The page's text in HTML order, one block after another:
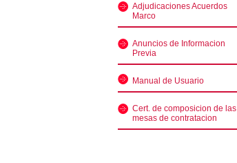
Adjudicaciones Acuerdos
Marco
Anuncios de Informacion
Previa
Manual de Usuario
Cert. de composicion de las
mesas de contratacion